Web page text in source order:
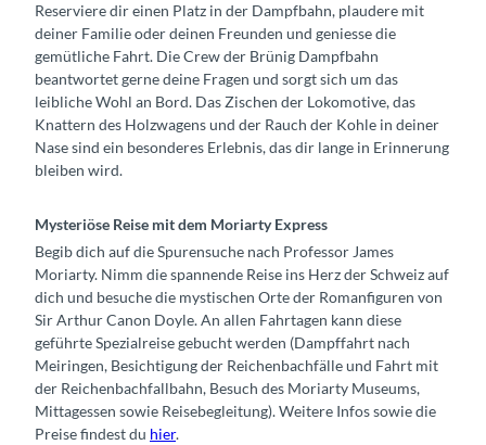
Reserviere dir einen Platz in der Dampfbahn, plaudere mit
deiner Familie oder deinen Freunden und geniesse die
gemütliche Fahrt. Die Crew der Brünig Dampfbahn
beantwortet gerne deine Fragen und sorgt sich um das
leibliche Wohl an Bord. Das Zischen der Lokomotive, das
Knattern des Holzwagens und der Rauch der Kohle in deiner
Nase sind ein besonderes Erlebnis, das dir lange in Erinnerung
bleiben wird.
Mysteriöse Reise mit dem Moriarty Express
Begib dich auf die Spurensuche nach Professor James
Moriarty. Nimm die spannende Reise ins Herz der Schweiz auf
dich und besuche die mystischen Orte der Romanfiguren von
Sir Arthur Canon Doyle. An allen Fahrtagen kann diese
geführte Spezialreise gebucht werden (Dampffahrt nach
Meiringen, Besichtigung der Reichenbachfälle und Fahrt mit
der Reichenbachfallbahn, Besuch des Moriarty Museums,
Mittagessen sowie Reisebegleitung). Weitere Infos sowie die
Preise findest du hier.